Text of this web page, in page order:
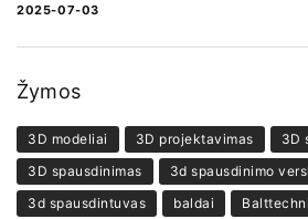
2025-07-03
Žymos
3D modeliai 3D projektavimas
3D
3D spausdinimas
3d spausdinimo
3d spausdintuvas
baldai